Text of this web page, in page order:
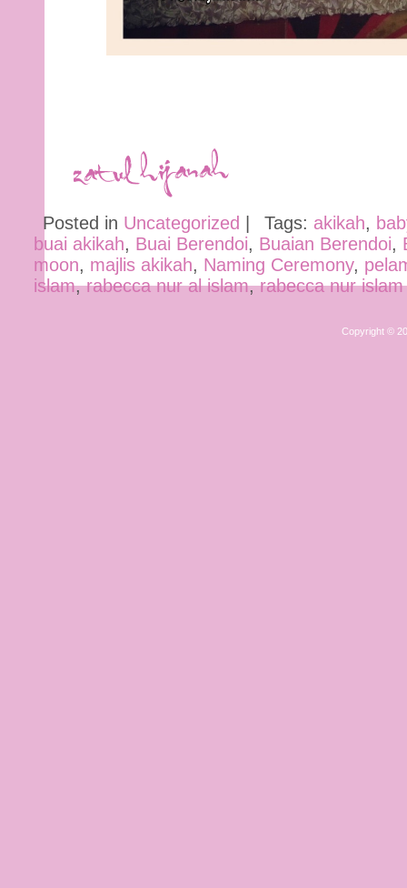
Posted in Uncategorized Tags: akikah,
buai akikah, Buai Berendoi, Buaian Berendoi,
moon, majlis akikah, Naming Ceremony,
islam,rabecca nur al islam,rabecca nur islam
Copyright ©